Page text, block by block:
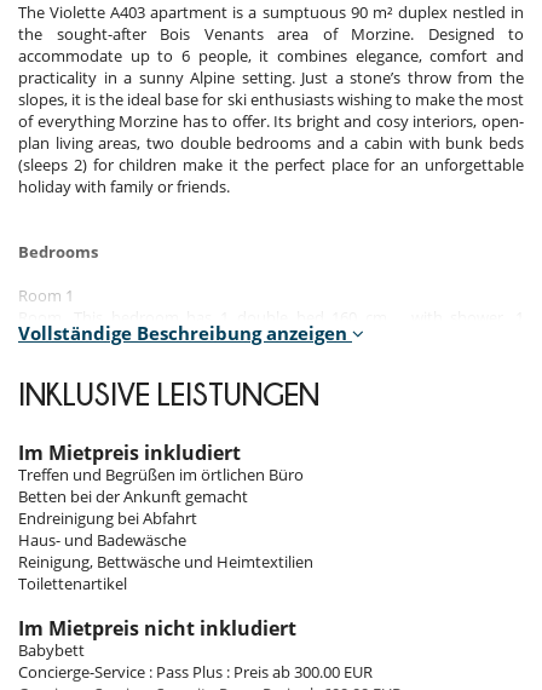
The Violette A403 apartment is a sumptuous 90 m² duplex nestled in
the sought-after Bois Venants area of Morzine. Designed to
accommodate up to 6 people, it combines elegance, comfort and
practicality in a sunny Alpine setting. Just a stone’s throw from the
slopes, it is the ideal base for ski enthusiasts wishing to make the most
of everything Morzine has to offer. Its bright and cosy interiors, open-
plan living areas, two double bedrooms and a cabin with bunk beds
(sleeps 2) for children make it the perfect place for an unforgettable
holiday with family or friends.
Bedrooms
Room 1
washbasin. This bedroom includes also balcony, towel dryer, closet,
Room 2
also dressing room, closet.
Room 3
Room. This bedroom has 1 bunk beds. This bedroom includes also
closet.
Elegance and comfort abound. As soon as you step inside, a spacious
living area welcomes you with a warm and bright atmosphere. The
Vollständige Beschreibung anzeigen
INKLUSIVE LEISTUNGEN
Im Mietpreis inkludiert
Treffen und Begrüßen im örtlichen Büro
Betten bei der Ankunft gemacht
Endreinigung bei Abfahrt
Haus- und Badewäsche
Reinigung, Bettwäsche und Heimtextilien
Toilettenartikel
Im Mietpreis nicht inkludiert
Babybett
Concierge-Service : Pass Plus : Preis ab 300.00 EUR